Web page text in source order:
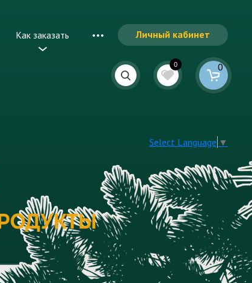
Как заказать Личный кабинет
0 0
Select Language ▼